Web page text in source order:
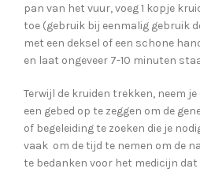
pan van het vuur, voeg 1 kopje
toe (gebruik bij eenmalig gebruik
met een deksel of een schone
en laat ongeveer 7-10 minuten
Terwijl de kruiden trekken, neem
een gebed op te zeggen om de
of begeleiding te zoeken die je
vaak om de tijd te nemen om de
te bedanken voor het medicijn dat